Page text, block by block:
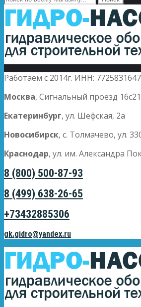
Работаем с 2014г. ИНН: 7725831647
Москва, Сигнальный проезд 16с21
Екатеринбург, ул. Шефская, 2а
Новосибирск, с. Толмачево, ул.
Краснодар, ул. им. Александра
8 (800) 500-87-93
8 (499) 638-26-65
+73432885306
gk.gidro@yandex.ru